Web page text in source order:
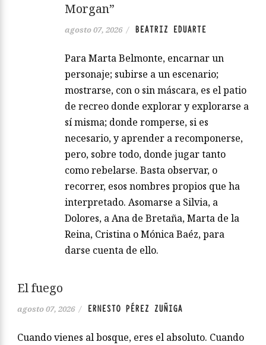
Morgan”
agosto 07, 2026 / BEATRIZ EDUARTE
Para Marta Belmonte, encarnar un
personaje; subirse a un escenario;
mostrarse, con o sin máscara, es el patio
de recreo donde explorar y explorarse a
sí misma; donde romperse, si es
necesario, y aprender a recomponerse,
pero, sobre todo, donde jugar tanto
como rebelarse. Basta observar, o
recorrer, esos nombres propios que ha
interpretado. Asomarse a Silvia, a
Dolores, a Ana de Bretaña, Marta de la
Reina, Cristina o Mónica Baéz, para
darse cuenta de ello.
El fuego
agosto 07, 2026 / ERNESTO PÉREZ ZUÑIGA
Cuando vienes al bosque, eres el absoluto. Cuando